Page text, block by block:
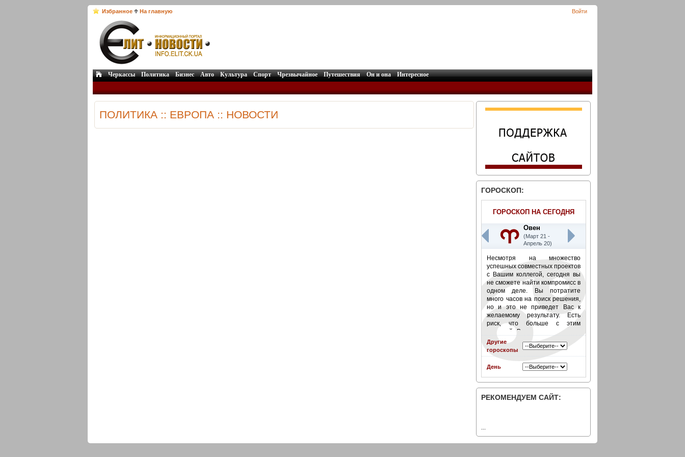
Избранное На главную Войти
Черкассы Политика Бизнес Авто Культура Спорт Чрезвычайное Путешествия Он и она Интересное
ПОЛИТИКА :: ЕВРОПА :: НОВОСТИ
ГОРОСКОП:
ГОРОСКОП НА СЕГОДНЯ
Овен
(Март 21 -
Апрель 20)
Несмотря на множество
успешных совместных проектов
с Вашим коллегой, сегодня вы
не сможете найти компромисс в
одном деле. Вы потратите
много часов на поиск решения,
но и это не приведет Вас к
желаемому результату. Есть
риск, что больше с этим
коллегой Вы сотрудничать не
будете.
Подробнее»
Другие
гороскопы
День
РЕКОМЕНДУЕМ САЙТ: